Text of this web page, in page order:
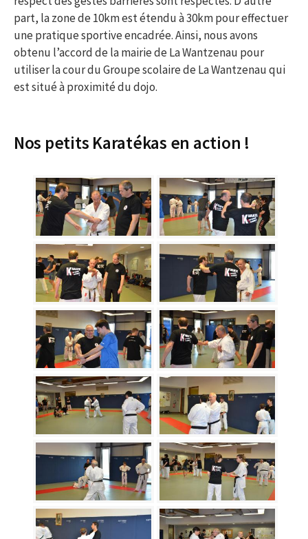
part, la zone de 10km est étendu à 30km pour effectuer
une pratique sportive encadrée. Ainsi, nous avons
obtenu l’accord de la mairie de La Wantzenau pour
utiliser la cour du Groupe scolaire de La Wantzenau qui
est situé à proximité du dojo.
Nos petits Karatékas en action !